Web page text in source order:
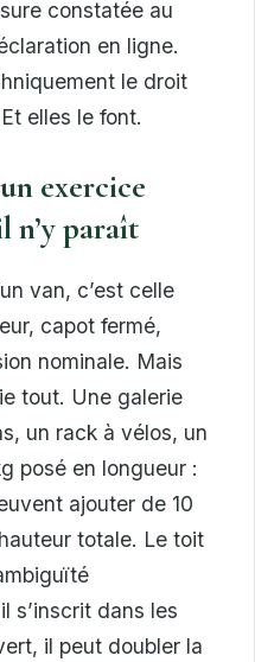
constatée au
en ligne.
le droit
elles le font.
exercice
n’y paraît
van, c’est celle
capot fermé,
nominale. Mais
tout. Une galerie
un rack à vélos, un
posé en longueur :
ajouter de 10
totale. Le toit
s’inscrit dans les
il peut doubler la